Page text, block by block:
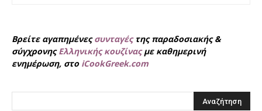
Βρείτε αγαπημένεςσυνταγέςτης παραδοσιακής &
σύγχρονηςΕλληνικής κουζίναςμε καθημερινή
ενημέρωση, στο iCookGreek.com